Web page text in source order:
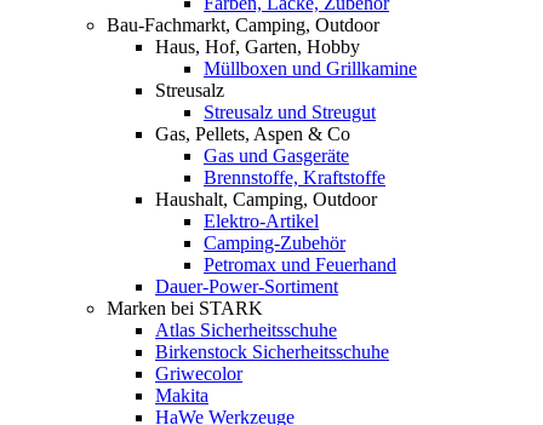
Bau-Fachmarkt, Camping, Outdoor
Haus, Hof, Garten, Hobby
Müllboxen und Grillkamine
Streusalz
Streusalz und Streugut
Gas, Pellets, Aspen & Co
Gas und Gasgeräte
Brennstoffe, Kraftstoffe
Haushalt, Camping, Outdoor
Elektro-Artikel
Camping-Zubehör
Petromax und Feuerhand
Dauer-Power-Sortiment
Marken bei STARK
Atlas Sicherheitsschuhe
Birkenstock Sicherheitsschuhe
Griwecolor
Makita
HaWe Werkzeuge